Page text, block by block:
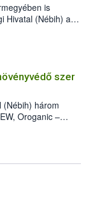
is
Hivatal (Nébih) a
jelenlétét. A
de már fertőzött
a szlovák
érdekében.
szer
(Nébih) három
Oroganic –
követően,
elleni további
termesztésben is